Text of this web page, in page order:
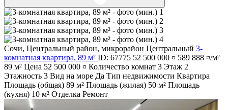
Сочи, Центральный район, микрорайон Центральный 3-
комнатная квартира, 89 м² ID: 67775 52 500 000 ¤ 589 888 ¤/м²
89 м² Цена 52 500 000 ¤ Количество комнат 3 Этаж 2
Этажность 3 Вид на море Да Тип недвижимости Квартира
Площадь (общая) 89 м² Площадь (жилая) 50 м² Площадь
(кухня) 10 м² Отделка Ремонт